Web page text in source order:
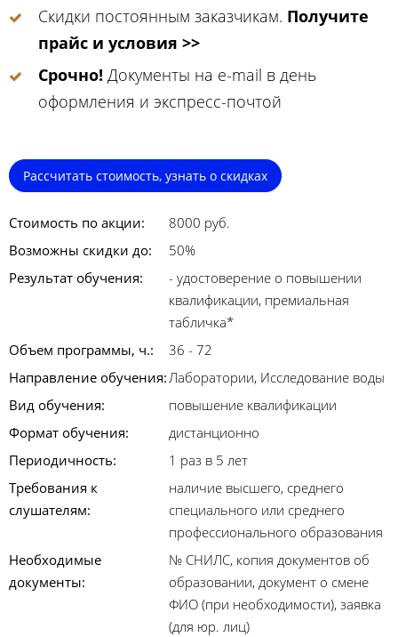
Скидки постоянным заказчикам. Получите
прайс и условия >>
Срочно! Документы на e-mail в день
оформления и экспресс-почтой
Рассчитать стоимость, узнать о скидках
Стоимость по акции:
8000 руб.
Возможны скидки до:
50%
Результат обучения:
- удостоверение о повышении
квалификации, премиальная
табличка*
Объем программы, ч.:
36 - 72
Направление обучения:Лаборатории, Исследование воды
Вид обучения:
повышение квалификации
Формат обучения:
дистанционно
Периодичность:
1 раз в 5 лет
Требования к
слушателям:
наличие высшего, среднего
специального или среднего
профессионального образования
Необходимые
документы:
№ СНИЛС, копия документов об
образовании, документ о смене
ФИО (при необходимости), заявка
(для юр. лиц)